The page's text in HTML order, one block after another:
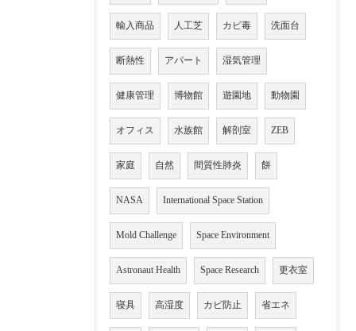
輸入商品 人工芝 カビ毒 洗面台
断熱性 アパート 湿気管理
健康管理 博物館 遊園地 動物園
オフィス 水族館 解剖室 ZEB
家庭 自然 間質性肺炎 餅
NASA International Space Station
Mold Challenge Space Environment
Astronaut Health Space Research 更衣室
寝具 高湿度 カビ防止 省エネ